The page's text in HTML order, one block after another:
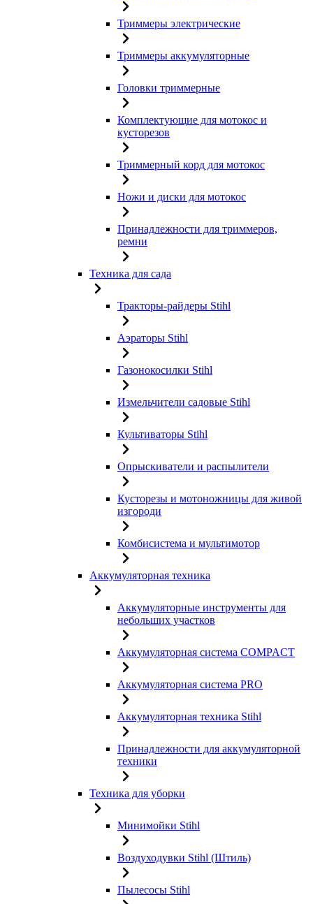
Триммеры электрические
Триммеры аккумуляторные
Головки триммерные
Комплектующие для мотокос и
кусторезов
Триммерный корд для мотокос
Ножи и диски для мотокос
Принадлежности для триммеров,
ремни
Техника для сада
Тракторы-райдеры Stihl
Аэраторы Stihl
Газонокосилки Stihl
Измельчители садовые Stihl
Культиваторы Stihl
Опрыскиватели и распылители
Кусторезы и мотоножницы для живой
изгороди
Комбисистема и мультимотор
Аккумуляторная техника
Аккумуляторные инструменты для
небольших участков
Аккумуляторная система COMPACT
Аккумуляторная система PRO
Аккумуляторная техника Stihl
Принадлежности для аккумуляторной
техники
Техника для уборки
Минимойки Stihl
Воздуходувки Stihl (Штиль)
Пылесосы Stihl